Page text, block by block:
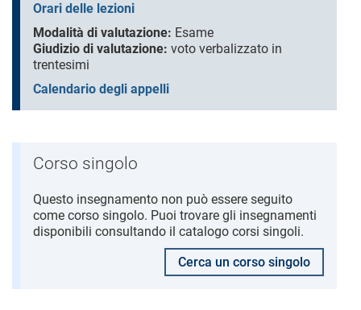
Orari delle lezioni
Modalità di valutazione: Esame
Giudizio di valutazione: voto verbalizzato in
trentesimi
Calendario degli appelli
Corso singolo
Questo insegnamento non può essere seguito
come corso singolo. Puoi trovare gli insegnamenti
disponibili consultando il catalogo corsi singoli.
Cerca un corso singolo